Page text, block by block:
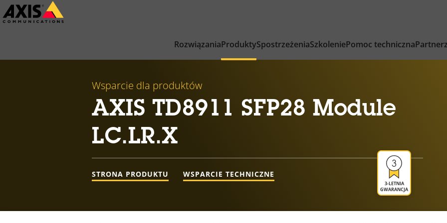
Przejdź
do
RozwiązaniaProduktySpostrzeżeniaSzkoleniePomoc techniczna
Wsparcie dla produktów
AXIS TD8911 SFP28 Module
LC.LR.X
3-LETNIA
GWARANCJA
STRONA PRODUKTU WSPARCIE TECHNICZNE